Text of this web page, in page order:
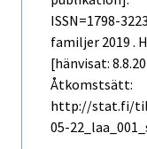
ISSN=1798-
familjer 2019 .
[hänvisat:
Åtkomstsätt:
http://stat.fi/til/
05-